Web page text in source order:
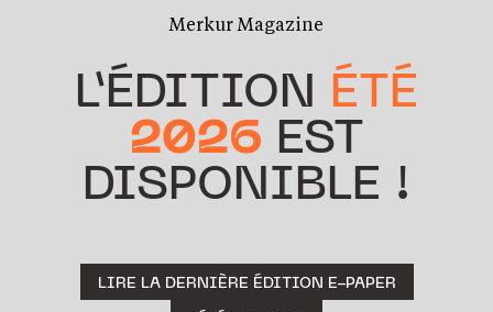
Merkur Magazine
L’ÉDITION ÉTÉ
2026 EST
DISPONIBLE !
LIRE LA DERNIÈRE ÉDITION E-PAPER